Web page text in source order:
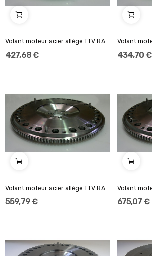
Volant moteur acier allégé TTV RACING Standard...
427,68 € 434,70 €
Volant moteur acier allégé TTV RACING Audi S4...
559,79 € 675,07 €